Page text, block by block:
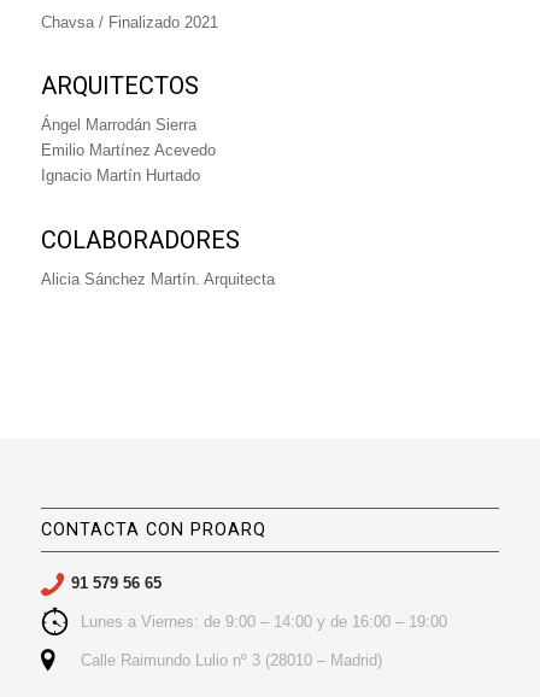
Chavsa / Finalizado 2021
ARQUITECTOS
Ángel Marrodán Sierra
Emilio Martínez Acevedo
Ignacio Martín Hurtado
COLABORADORES
Alicia Sánchez Martín. Arquitecta
CONTACTA CON PROARQ
91 579 56 65
Lunes a Viernes: de 9:00 – 14:00 y de 16:00 – 19:00
Calle Raimundo Lulio nº 3 (28010 – Madrid)